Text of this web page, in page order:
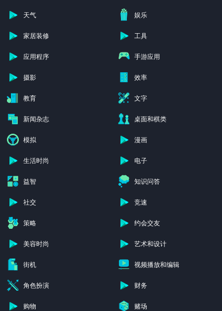
天气 娱乐
家居装修 工具
应用程序 手游应用
摄影 效率
教育 文字
新闻杂志 桌面和棋类
模拟 漫画
生活时尚 电子
益智 知识问答
社交 竞速
策略 约会交友
美容时尚 艺术和设计
街机 视频播放和编辑
角色扮演 财务
购物 赌场